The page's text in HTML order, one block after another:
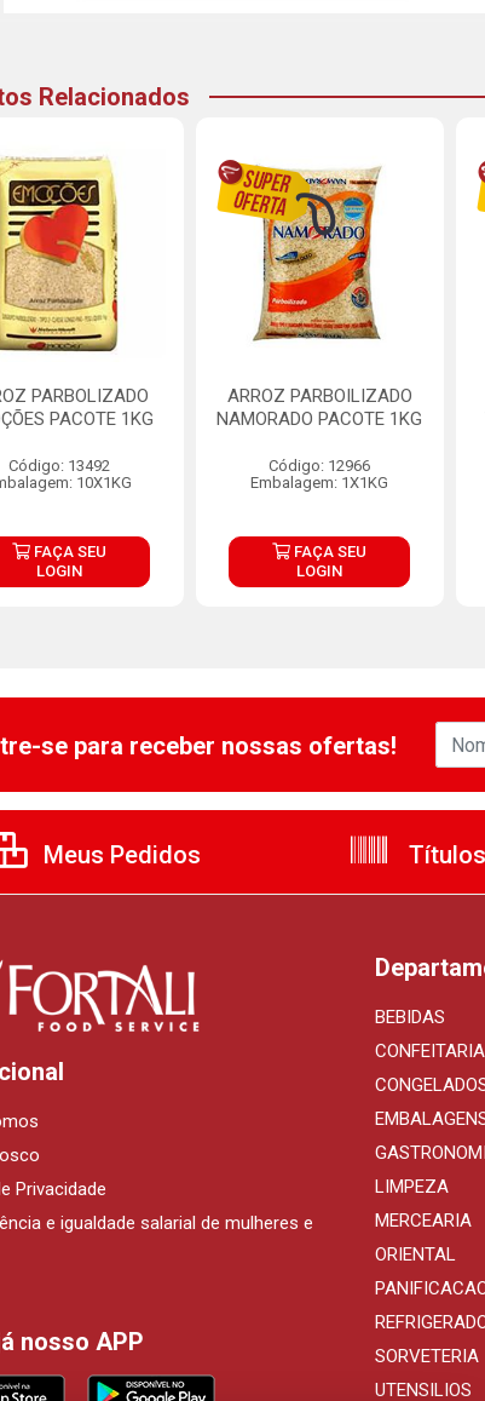
Relacionados
PARBOLIZADO
PACOTE 1KG
Código: 13492
10X1KG
FAÇA SEU
LOGIN
ARROZ PARBOILIZADO
NAMORADO PACOTE 1KG
Código: 12966
Embalagem: 1X1KG
FAÇA SEU
LOGIN
se para receber nossas ofertas!
Meus Pedidos Títulos
Privacidade
e igualdade salarial de mulheres e
nosso APP
BEBIDAS
CONFEITARIA
LIMPEZA
MERCEARIA
ORIENTAL
SORVETERIA
UTENSILIOS